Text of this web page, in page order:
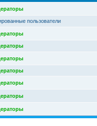
пользователи